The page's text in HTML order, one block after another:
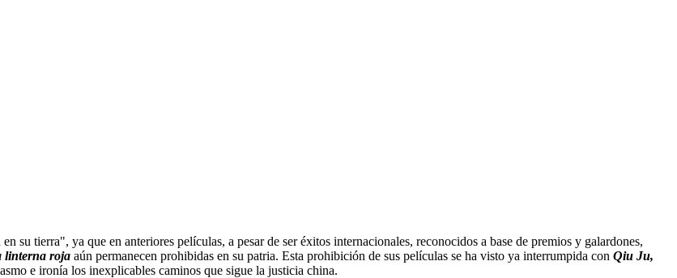
su tierra", ya que en anteriores películas, a pesar de ser éxitos internacionales, reconocidos a base de premios y galardones,
linterna roja aún permanecen prohibidas en su patria. Esta prohibición de sus películas se ha visto ya interrumpida con Qiu Ju,
e ironía los inexplicables caminos que sigue la justicia china.